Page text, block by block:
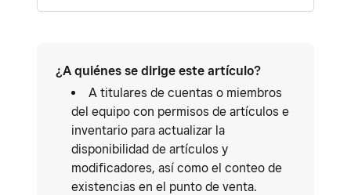
¿A quiénes se dirige este artículo?
A titulares de cuentas o miembros
del equipo con permisos de artículos e
inventario para actualizar la
disponibilidad de artículos y
modificadores, así como el conteo de
existencias en el punto de venta.